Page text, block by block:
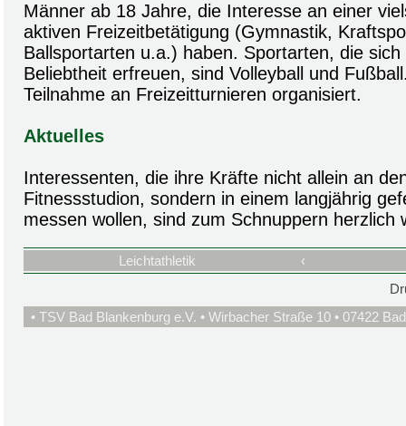
Männer ab 18 Jahre, die Interesse an einer
aktiven Freizeitbetätigung (Gymnastik,
Ballsportarten u.a.) haben. Sportarten, die
Beliebtheit erfreuen, sind Volleyball und
Teilnahme an Freizeitturnieren organisiert.
Aktuelles
Interessenten, die ihre Kräfte nicht allein an
Fitnessstudion, sondern in einem langjährig
messen wollen, sind zum Schnuppern herzlich
Leichtathletik
‹
• TSV Bad Blankenburg e.V. • Wirbacher Straße 10 • 07422